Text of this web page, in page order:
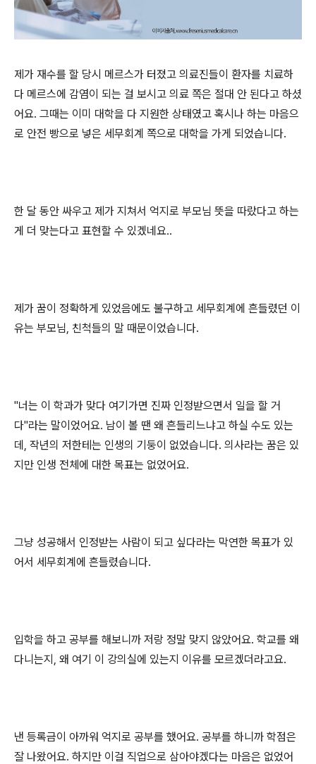
제가 재수를 할 당시 메르스가 터졌고 의료진들이 환자를 치료하
다 메르스에 감염이 되는 걸 보시고 의료 쪽은 절대 안 된다고 하셨
어요. 그때는 이미 대학을 다 지원한 상태였고 혹시나 하는 마음으
로 안전 빵으로 넣은 세무회계 쪽으로 대학을 가게 되었습니다.
한 달 동안 싸우고 제가 지쳐서 억지로 부모님 뜻을 따랐다고 하는
게 더 맞는다고 표현할 수 있겠네요..
제가 꿈이 정확하게 있었음에도 불구하고 세무회계에 흔들렸던 이
유는 부모님, 친척들의 말 때문이었습니다.
"너는 이 학과가 맞다 여기가면 진짜 인정받으면서 일을 할 거
다"라는 말이었어요. 남이 볼 땐 왜 흔들리느냐고 하실 수도 있는
데 , 작년의 저한테는 인생의 기둥이 없었습니다. 의사라는 꿈은 있
지만 인생 전체에 대한 목표는 없었어요.
그냥 성공해서 인정받는 사람이 되고 싶다라는 막연한 목표가 있
어서 세무회계에 흔들렸습니다.
입학을 하고 공부를 해보니까 저랑 정말 맞지 않았어요. 학교를 왜
다니는지 , 왜 여기 이 강의실에 있는지 이유를 모르겠더라고요.
낸 등록금이 아까워 억지로 공부를 했어요. 공부를 하니까 학점은
잘 나왔어요. 하지만 이걸 직업으로 삼아야겠다는 마음은 없었어